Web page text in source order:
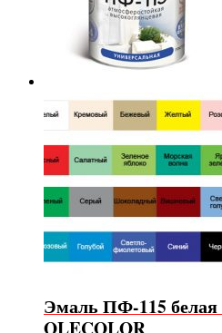
Эмаль ПФ-115 белая
OLECOLOR